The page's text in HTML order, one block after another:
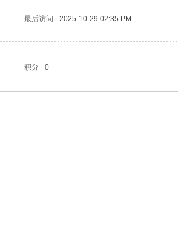
最后访问 2025-10-29 02:35 PM
积分 0